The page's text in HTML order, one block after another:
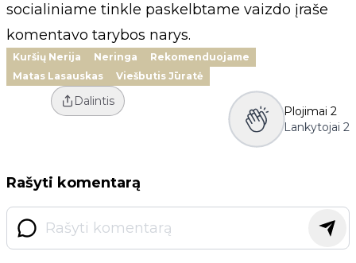
socialiniame tinkle paskelbtame vaizdo įraše
komentavo tarybos narys.
Kuršių Nerija Neringa
Rekomenduojame
Matas Lasauskas
Viešbutis Jūratė
Dalintis
Plojimai 2
Lankytojai 2
Rašyti komentarą